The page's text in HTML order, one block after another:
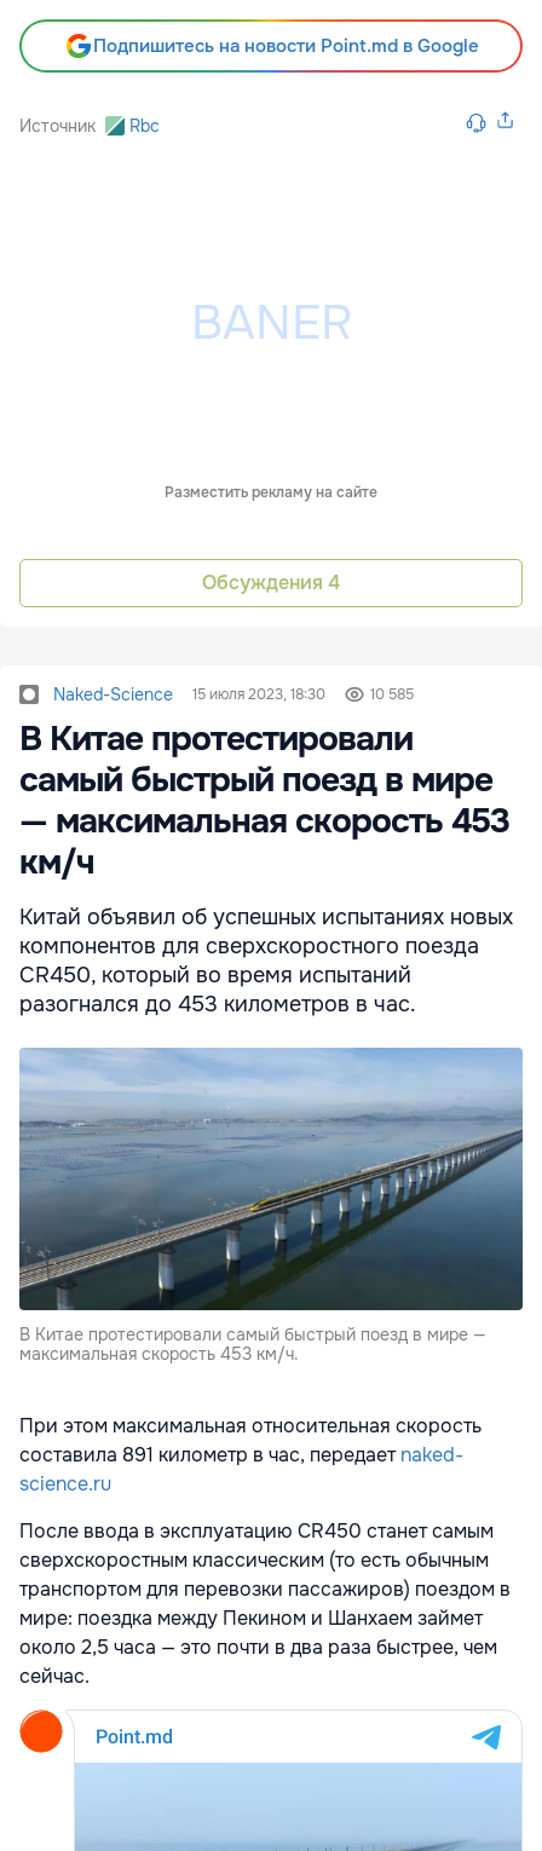
Подпишитесь на новости Point.md в Google
Источник Rbc
Разместить рекламу на сайте
Обсуждения 4
Naked-Science 15 июля 2023, 18:30 10 585
В Китае протестировали
самый быстрый поезд в мире
— максимальная скорость 453
км/ч
Китай объявил об успешных испытаниях новых
компонентов для сверхскоростного поезда
CR450, который во время испытаний
разогнался до 453 километров в час.
В Китае протестировали самый быстрый поезд в мире —
максимальная скорость 453 км/ч.
При этом максимальная относительная скорость
составила 891 километр в час, передаетnaked-
science.ru
После ввода в эксплуатацию CR450 станет самым
сверхскоростным классическим (то есть обычным
транспортом для перевозки пассажиров) поездом в
мире: поездка между Пекином и Шанхаем займет
около 2,5 часа — это почти в два раза быстрее, чем
сейчас.